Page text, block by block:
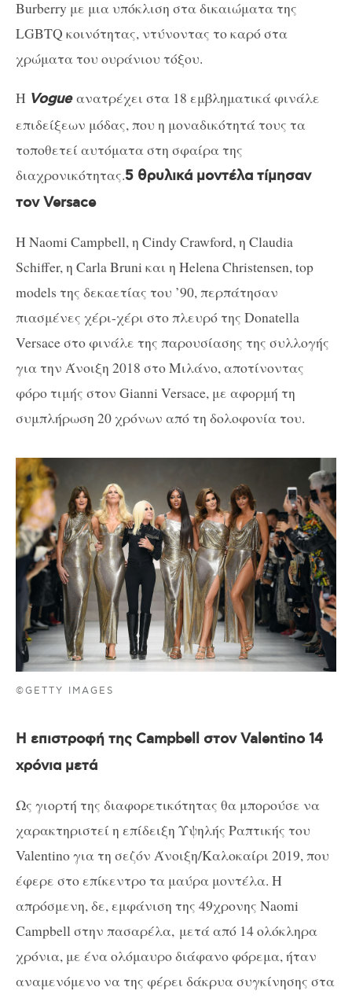
Burberry με μια υπόκλιση στα δικαιώματα της
LGBTQ κοινότητας, ντύνοντας το καρό στα
χρώματα του ουράνιου τόξου.
H Vogueανατρέχει στα 18 εμβληματικά φινάλε
επιδείξεων μόδας, που η μοναδικότητά τους τα
τοποθετεί αυτόματα στη σφαίρα της
διαχρονικότητας.5 θρυλικά μοντέλα τίμησαν
τον Versace
Η Naomi Campbell, η Cindy Crawford, η Claudia
Schiffer, η Carla Bruni και η Helena Christensen, top
models της δεκαετίας του ’90, περπάτησαν
πιασμένες χέρι-χέρι στο πλευρό της Donatella
Versace στο φινάλε της παρουσίασης της συλλογής
για την Άνοιξη 2018 στο Μιλάνο, αποτίνοντας
φόρο τιμής στον Gianni Versace, με αφορμή τη
συμπλήρωση 20 χρόνων από τη δολοφονία του.
©GETTY IMAGES
Η επιστροφή της Campbell στον Valentino 14
χρόνια μετά
Ως γιορτή της διαφορετικότητας θα μπορούσε να
χαρακτηριστεί η επίδειξη Υψηλής Ραπτικής του
Valentino για τη σεζόν Άνοιξη/Καλοκαίρι 2019, που
έφερε στο επίκεντρο τα μαύρα μοντέλα. Η
απρόσμενη, δε, εμφάνιση της 49χρονης Naomi
Campbell στην πασαρέλα, μετά από 14 ολόκληρα
χρόνια, με ένα ολόμαυρο διάφανο φόρεμα, ήταν
αναμενόμενο να της φέρει δάκρυα συγκίνησης στα